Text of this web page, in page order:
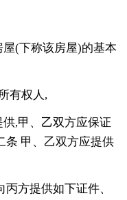
(下称该房屋)的基本
有权人,
供,甲、乙双方应保证
条 甲、乙双方应提供
方提供如下证件、